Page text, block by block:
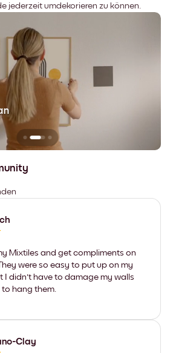
jederzeit umdekorieren zu können.
Mixtiles and get compliments on
were so easy to put up on my
I didn't have to damage my walls
to hang them.
Clay